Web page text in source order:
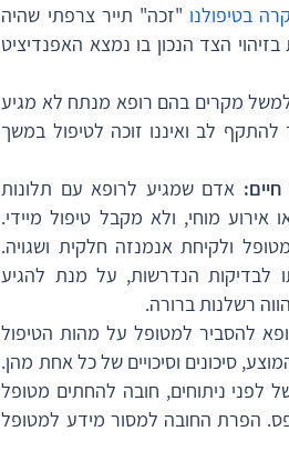
בטיפולנו "זכה" תייר צרפתי שהיה
הצד הנכון בו נמצא האפנדיציט
מקרים בהם רופא מנתח לא מגיע
לב ואיננו זוכה לטיפול במשך
אדם שמגיע לרופא עם תלונות
מוחי, ולא מקבל טיפול מיידי.
ולקיחת אנמנזה חלקית ושגויה.
לבדיקות הנדרשות, על מנת להגיע
רשלנות ברורה.
להסביר למטופל על מהות הטיפול
סיכונים וסיכויים של כל אחת מהן.
לפני ניתוחים, חובה להחתים מטופל
הפרת החובה למסור מידע למטופל